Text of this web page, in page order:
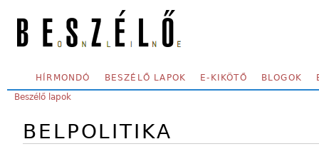
SECONDARY MENU
HÍRMONDÓ BESZÉLŐ LAPOK E-KIKÖTŐ BLOGOK
YOU ARE HERE:
Beszélő lapok
BELPOLITIKA